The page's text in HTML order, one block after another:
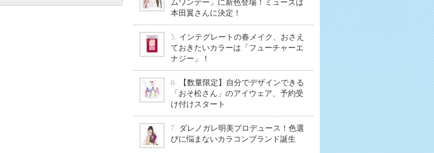
ムワンデー」に新色登場！ミューズは
本田翼さんに決定！
5. インテグレートの春メイク、おさえ
ておきたいカラーは「フューチャーエ
ナジー」！
6.
【数量限定】自分でデザインできる
「おそ松さん」のアイウェア、予約受
け付けスタート
7. ダレノガレ明美プロデュース！色選
びに悩まないカラコンブランド誕生